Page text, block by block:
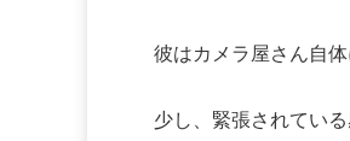
彼はカメラ屋さん自
少し、緊張されてい